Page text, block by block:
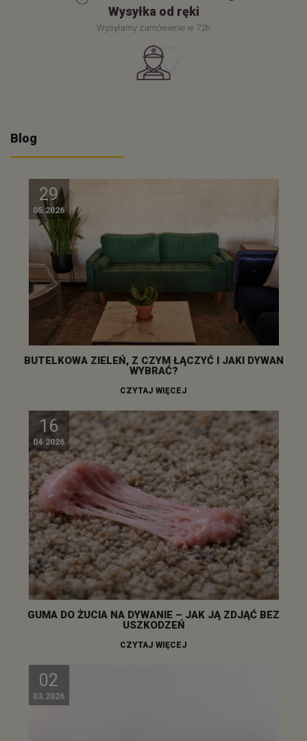
Wysyłka od ręki
Wysyłamy zamówienie w 72h
Blog
29
05.2026
BUTELKOWA ZIELEŃ, Z CZYM ŁĄCZYĆ I JAKI DYWAN
WYBRAĆ?
CZYTAJ WIĘCEJ
16
04.2026
GUMA DO ŻUCIA NA DYWANIE – JAK JĄ ZDJĄĆ BEZ
USZKODZEŃ
CZYTAJ WIĘCEJ
02
03.2026